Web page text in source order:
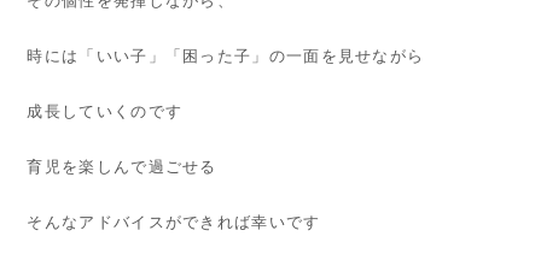
時には「いい子」「困った子」の一面を見せながら
成長していくのです
育児を楽しんで過ごせる
そんなアドバイスができれば幸いです